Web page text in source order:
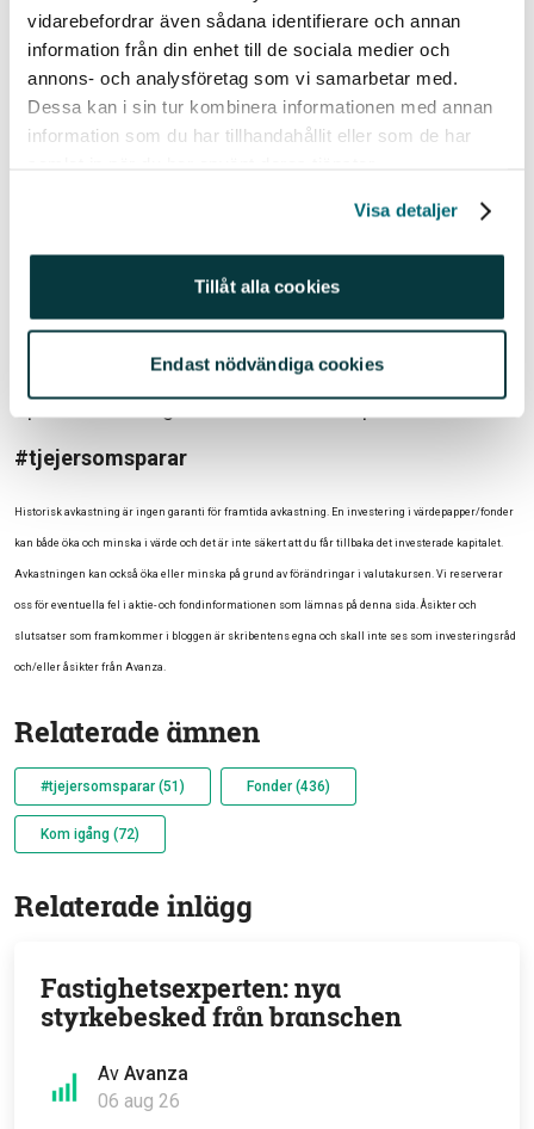
vidarebefordrar även sådana identifierare och annan
information från din enhet till de sociala medier och
annons- och analysföretag som vi samarbetar med.
Dessa kan i sin tur kombinera informationen med annan
information som du har tillhandahållit eller som de har
Visa detaljer
Tillåt alla cookies
Endast nödvändiga cookies
om något oväntat skulle dyka upp (trust me, it does),
eller om jag skulle vilja unna mig något – som en resa
eller liknande. Om man inte har sparat hittills kan man
mjukstarta med 5 procent av sin inkomst i några
procentsatsen månad efter månad. Men huvudregeln
kommer att tacka dig själv för det.
Lycka till!
/Hanna Zetterberg
Sparnörd och digital marknadsförare på Avanza
#tjejersomsparar
Historisk avkastning är ingen garanti för framtida avkastning. En investering i värdepapper/fonder
kan både öka och minska i värde och det är inte säkert att du får tillbaka det investerade kapitalet.
Avkastningen kan också öka eller minska på grund av förändringar i valutakursen. Vi reserverar
oss för eventuella fel i aktie- och fondinformationen som lämnas på denna sida. Åsikter och
slutsatser som framkommer i bloggen är skribentens egna och skall inte ses som investeringsråd
och/eller åsikter från Avanza.
Relaterade ämnen
#tjejersomsparar (51) Fonder (436)
Kom igång (72)
Relaterade inlägg
Av Avanza
06 aug 26
Fastighetsexperten: nya
styrkebesked från branschen